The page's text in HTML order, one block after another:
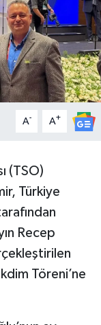
A- A+
(TSO)
Türkiye
Recep
Töreni’ne